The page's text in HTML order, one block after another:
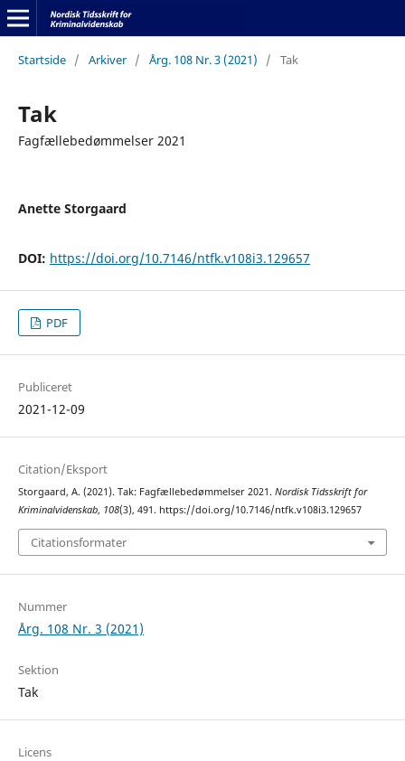
Startside / Arkiver / Årg. 108 Nr. 3 (2021) / Tak
Tak
Fagfællebedømmelser 2021
Anette Storgaard
DOI: https://doi.org/10.7146/ntfk.v108i3.129657
PDF
Publiceret
2021-12-09
Citation/Eksport
Storgaard, A. (2021). Tak: Fagfællebedømmelser 2021. Nordisk Tidsskrift for
Kriminalvidenskab, 108(3), 491. https://doi.org/10.7146/ntfk.v108i3.129657
Citationsformater
Nummer
Årg. 108 Nr. 3 (2021)
Sektion
Tak
Licens